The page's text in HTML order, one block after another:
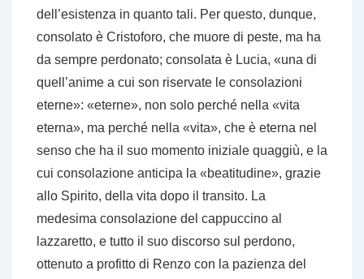
dell’esistenza in quanto tali. Per questo, dunque,
consolato è Cristoforo, che muore di peste, ma ha
da sempre perdonato; consolata è Lucia, «una di
quell’anime a cui son riservate le consolazioni
eterne»: «eterne», non solo perché nella «vita
eterna», ma perché nella «vita», che è eterna nel
senso che ha il suo momento iniziale quaggiù, e la
cui consolazione anticipa la «beatitudine», grazie
allo Spirito, della vita dopo il transito. La
medesima consolazione del cappuccino al
lazzaretto, e tutto il suo discorso sul perdono,
ottenuto a profitto di Renzo con la pazienza del